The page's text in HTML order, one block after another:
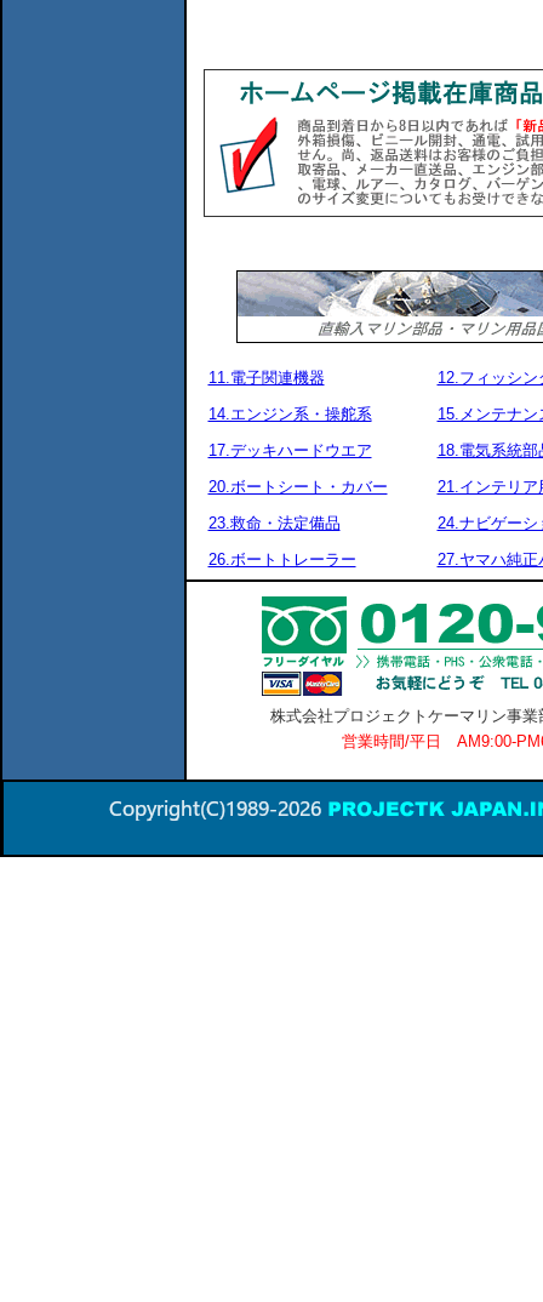
11.電子関連機器
12.フィッシン
14.エンジン系・操舵系
15.メンテナン
17.デッキハードウエア
18.電気系統部
20.ボートシート・カバー
21.インテリア
23.救命・法定備品
24.ナビゲーシ
26.ボートトレーラー
27.ヤマハ純正
株式会社プロジェクトケーマリン事
営業時間/平日 AM9:00-